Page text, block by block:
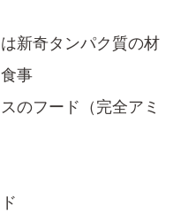
新奇​タンパク質の材
事
のフード（完全アミ